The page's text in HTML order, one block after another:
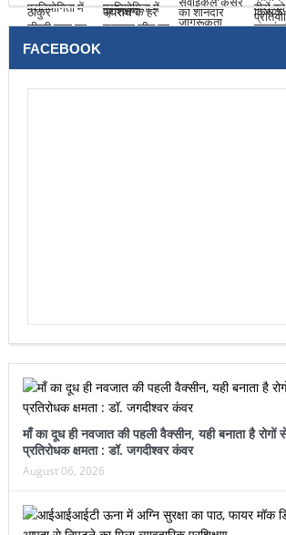
FACEBOOK
माँ का दूध ही नवजात की पहली वैक्सीन, यही बनाता है
प्रतिरोधक क्षमता : डॉ. जगदीश्वर कंवर
August 06, 2026